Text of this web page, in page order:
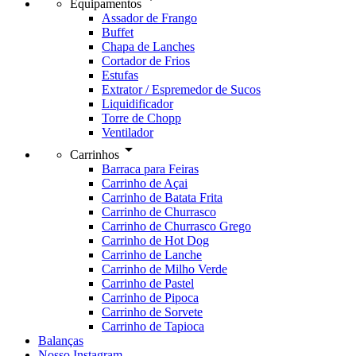
Equipamentos
Assador de Frango
Buffet
Chapa de Lanches
Cortador de Frios
Estufas
Extrator / Espremedor de Sucos
Liquidificador
Torre de Chopp
Ventilador
Carrinhos arrow_drop_down
Barraca para Feiras
Carrinho de Açai
Carrinho de Batata Frita
Carrinho de Churrasco
Carrinho de Churrasco Grego
Carrinho de Hot Dog
Carrinho de Lanche
Carrinho de Milho Verde
Carrinho de Pastel
Carrinho de Pipoca
Carrinho de Sorvete
Carrinho de Tapioca
Balanças